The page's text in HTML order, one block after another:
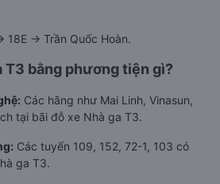
18E → Trần Quốc Hoàn.
T3 bằng phương tiện gì?
Các hãng như Mai Linh, Vinasun,
tại bãi đỗ xe Nhà ga T3.
Các tuyến 109, 152, 72-1, 103 có
ga T3.